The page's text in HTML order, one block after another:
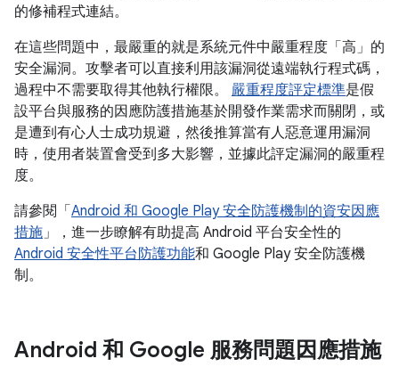
的修補程式連結。
在這些問題中，最嚴重的就是系統元件中嚴重程度「高」的
安全漏洞。攻擊者可以直接利用該漏洞從遠端執行程式碼，
過程中不需要取得其他執行權限。 嚴重程度評定標準是假
設平台與服務的因應防護措施基於開發作業需求而關閉，或
是遭到有心人士成功規避，然後推算當有人惡意運用漏洞
時，使用者裝置會受到多大影響，並據此評定漏洞的嚴重程
度。
請參閱「 Android 和 Google Play 安全防護機制的資安因應
措施」，進一步瞭解有助提高 Android 平台安全性的
Android 安全性平台防護功能和 Google Play 安全防護機
制。
Android 和 Google 服務問題因應措施